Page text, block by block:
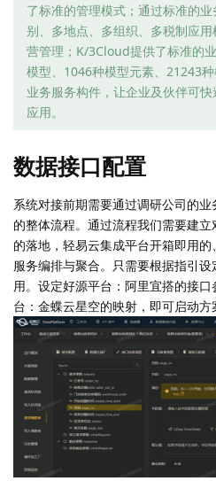
了标准的管理模式；通过标准的
别、多地点、多组织、多税制应
营管理；K/3Cloud提供了标准的
模型、1046种模型元素、21243
业务服务构件，让企业及伙伴可
应用。
数据接口配置
系统对接前期需要通过调研公司的
的整体流程。通过流程我们需要建
的落地，轻易云集成平台开箱即用
服务编排与聚合。只需要根据指引
用。设定好源平台：阿里宜搭的接
台：金蝶云星空的映射，即可启动方